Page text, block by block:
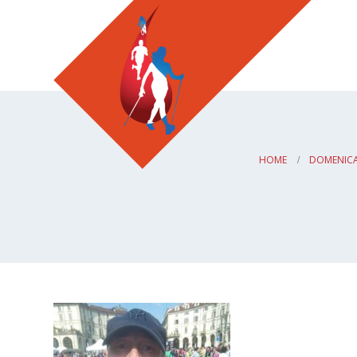
HOME